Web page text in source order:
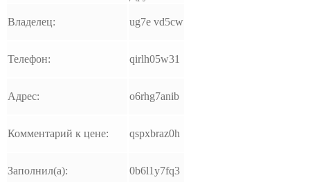
Владелец: ug7e vd5cw
Телефон: qirlh05w31
Адрес: o6rhg7anib
Комментарий к цене: qspxbraz0h
Заполнил(а): 0b6l1y7fq3